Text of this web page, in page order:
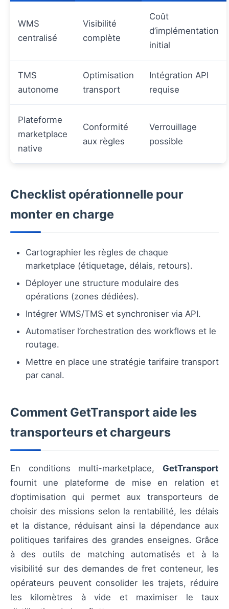
WMS
centralisé
Visibilité
complète
Coût
d’implémentation
initial
TMS
autonome
Optimisation
transport
Intégration API
requise
Plateforme
marketplace
native
Conformité
aux règles
Verrouillage
possible
Checklist opérationnelle pour
monter en charge
Cartographier les règles de chaque
marketplace (étiquetage, délais, retours).
Déployer une structure modulaire des
opérations (zones dédiées).
Intégrer WMS/TMS et synchroniser via API.
Automatiser l’orchestration des workflows et le
routage.
Mettre en place une stratégie tarifaire transport
par canal.
Comment GetTransport aide les
transporteurs et chargeurs
En conditions multi-marketplace, GetTransport
fournit une plateforme de mise en relation et
d’optimisation qui permet aux transporteurs de
choisir des missions selon la rentabilité, les délais
et la distance, réduisant ainsi la dépendance aux
politiques tarifaires des grandes enseignes. Grâce
à des outils de matching automatisés et à la
visibilité sur des demandes de fret conteneur, les
opérateurs peuvent consolider les trajets, réduire
les kilomètres à vide et maximiser le taux